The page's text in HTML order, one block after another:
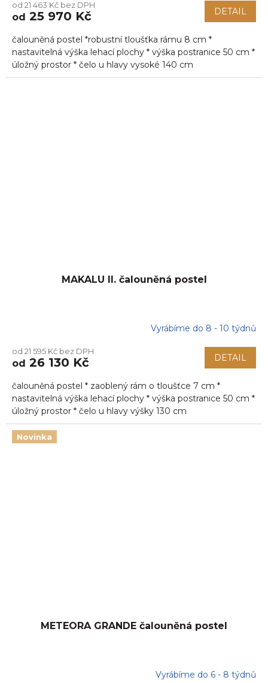
od 21 463 Kč bez DPH
od 25 970 Kč DETAIL
čalouněná postel *robustní tloušťka rámu 8 cm *
nastavitelná výška lehací plochy * výška postranice 50 cm *
úložný prostor * čelo u hlavy vysoké 140 cm
MAKALU II. čalouněná postel
Vyrábíme do 8 - 10 týdnů
od 21 595 Kč bez DPH
od 26 130 Kč DETAIL
čalouněná postel * zaoblený rám o tloušťce 7 cm *
nastavitelná výška lehací plochy * výška postranice 50 cm *
úložný prostor * čelo u hlavy výšky 130 cm
Novinka
METEORA GRANDE čalouněná postel
Vyrábíme do 6 - 8 týdnů